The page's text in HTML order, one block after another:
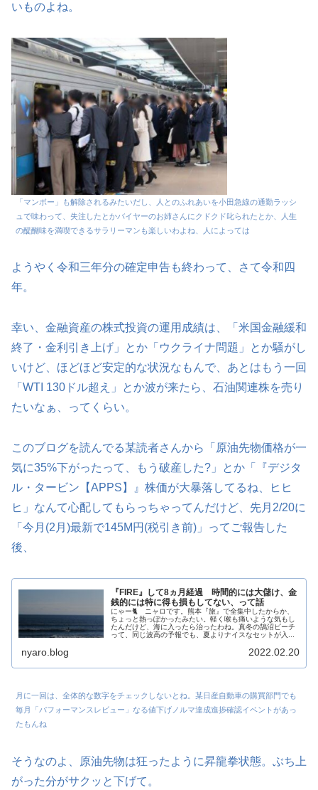
いものよね。
「マンボー」も解除されるみたいだし、人とのふれあいを小田急線の通勤ラッシ
ュで味わって、失注したとかバイヤーのお姉さんにクドクド叱られたとか、人生
の醍醐味を満喫できるサラリーマンも楽しいわよね、人によっては
ようやく令和三年分の確定申告も終わって、さて令和四
年。
幸い、金融資産の株式投資の運用成績は、「米国金融緩和
終了・金利引き上げ」とか「ウクライナ問題」とか騒がし
いけど、ほどほど安定的な状況なもんで、あとはもう一回
「WTI 130ドル超え」とか波が来たら、石油関連株を売り
たいなぁ、ってくらい。
このブログを読んでる某読者さんから「原油先物価格が一
気に35%下がったって、もう破産した?」とか「『デジタ
ル・タービン【APPS】』株価が大暴落してるね、ヒヒ
ヒ」なんて心配してもらっちゃってんだけど、先月2/20に
「今月(2月)最新で145M円(税引き前)」ってご報告した
後、
『FIRE』して8ヵ月経過 時間的には大儲け、金
銭的には特に得も損もしてない、って話
にゃー🐈 ニャロです。熊本『旅』で全集中したからか、
ちょっと熱っぽかったみたい。軽く喉も痛いような気もし
たんだけど、海に入ったら治ったわね。真冬の鵠沼ビーチ
って、同じ波高の予報でも、夏よりナイスなセットが入...
nyaro.blog 2022.02.20
月に一回は、全体的な数字をチェックしないとね。某日産自動車の購買部門でも
毎月「パフォーマンスレビュー」なる値下げノルマ達成進捗確認イベントがあっ
たもんね
そうなのよ、原油先物は狂ったように昇龍拳状態。ぶち上
がった分がサクッと下げて。